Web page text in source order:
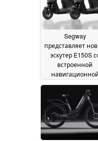
Segway
представляет
эскутер E150S
встроенной
навигационной
системой24